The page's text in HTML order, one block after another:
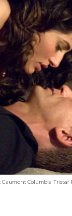
Gaumont Columbia Tristar